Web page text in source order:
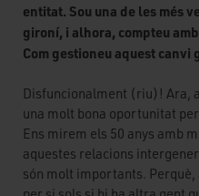
entitat. Sou una de les més
gironí, i alhora, compteu
Com gestioneu aquest canvi
Disfuncionalment (riu)! Ara,
una molt bona oportunitat
Ens mirem els 50 anys amb
aquestes relacions
són molt importants.